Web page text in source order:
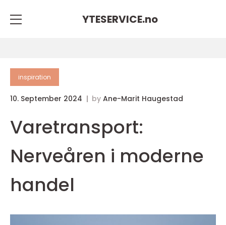
YTESERVICE.no
inspiration
10. September 2024 by Ane-Marit Haugestad
Varetransport:
Nerveåren i moderne
handel